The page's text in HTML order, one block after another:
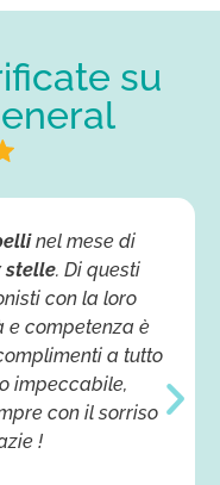
su
nel mese di
stelle. Di questi
con la loro
e competenza è
a tutto
impeccabile,
con il sorriso
!